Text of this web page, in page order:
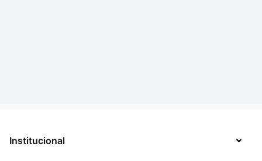
Institucional